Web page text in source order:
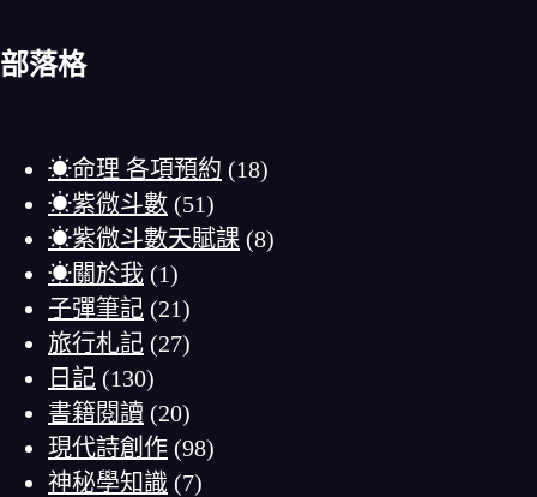
部落格
☀命理 各項預約 (18)
☀紫微斗數 (51)
☀紫微斗數天賦課 (8)
☀關於我 (1)
子彈筆記 (21)
旅行札記 (27)
日記 (130)
書籍閱讀 (20)
現代詩創作 (98)
神秘學知識 (7)